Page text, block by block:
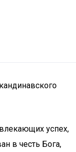
успех,
в честь Бога,